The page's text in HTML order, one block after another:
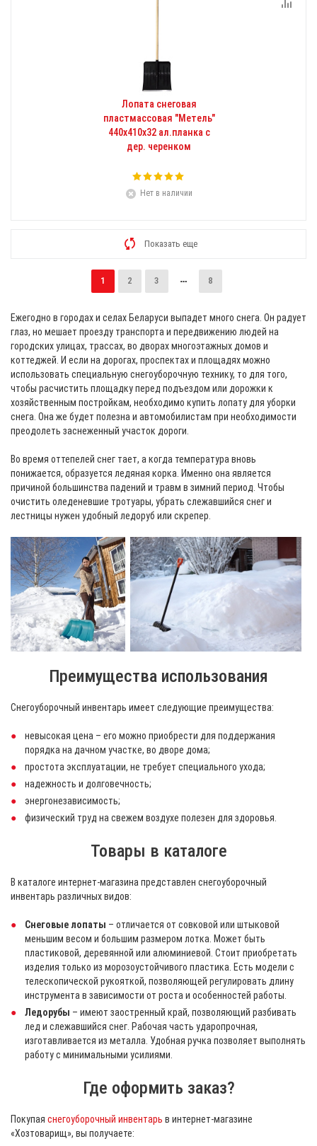
Лопата снеговая
пластмассовая "Метель"
440х410х32 ал.планка с
дер. черенком
Нет в наличии
Показать еще
1 2 3 8
Ежегодно в городах и селах Беларуси выпадет много снега. Он радует
глаз, но мешает проезду транспорта и передвижению людей на
городских улицах, трассах, во дворах многоэтажных домов и
коттеджей. И если на дорогах, проспектах и площадях можно
использовать специальную снегоуборочную технику, то для того,
чтобы расчистить площадку перед подъездом или дорожки к
хозяйственным постройкам, необходимо купить лопату для уборки
снега. Она же будет полезна и автомобилистам при необходимости
преодолеть заснеженный участок дороги.
Во время оттепелей снег тает, а когда температура вновь
понижается, образуется ледяная корка. Именно она является
причиной большинства падений и травм в зимний период. Чтобы
очистить оледеневшие тротуары, убрать слежавшийся снег и
лестницы нужен удобный ледоруб или скрепер.
Преимущества использования
Снегоуборочный инвентарь имеет следующие преимущества:
невысокая цена – его можно приобрести для поддержания
порядка на дачном участке, во дворе дома;
простота эксплуатации, не требует специального ухода;
надежность и долговечность;
энергонезависимость;
физический труд на свежем воздухе полезен для здоровья.
Товары в каталоге
В каталоге интернет-магазина представлен снегоуборочный
инвентарь различных видов:
Снеговые лопаты – отличается от совковой или штыковой
меньшим весом и большим размером лотка. Может быть
пластиковой, деревянной или алюминиевой. Стоит приобретать
изделия только из морозоустойчивого пластика. Есть модели с
телескопической рукояткой, позволяющей регулировать длину
инструмента в зависимости от роста и особенностей работы.
Ледорубы – имеют заостренный край, позволяющий разбивать
лед и слежавшийся снег. Рабочая часть ударопрочная,
изготавливается из металла. Удобная ручка позволяет выполнять
работу с минимальными усилиями.
Где оформить заказ?
Покупая снегоуборочный инвентарь в интернет-магазине
«Хозтоварищ», вы получаете: